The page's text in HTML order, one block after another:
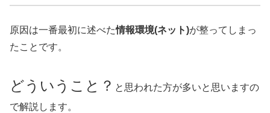
原因は一番最初に述べた情報環境(ネット)が整ってしまっ
たことです。
どういうこと？ と思われた方が多いと思いますの
で解説します。